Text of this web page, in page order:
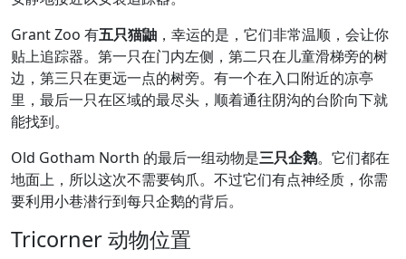
Grant Zoo 有五只猫鼬 ，幸运的是，它们非常温顺，会让你
贴上追踪器。第一只在门内左侧，第二只在儿童滑梯旁的树
边，第三只在更远一点的树旁。有一个在入口附近的凉亭
里，最后一只在区域的最尽头，顺着通往阴沟的台阶向下就
能找到。
Old Gotham North 的最后一组动物是三只企鹅。它们都在
地面上，所以这次不需要钩爪。不过它们有点神经质，你需
要利用小巷潜行到每只企鹅的背后。
Tricorner 动物位置